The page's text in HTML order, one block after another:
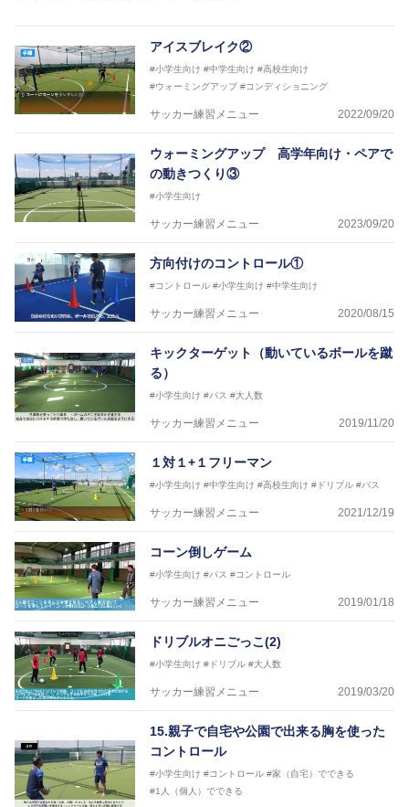
【指導歴】
FリーグU23選抜監督、ミャンマー女子フットサル代
表監督
日本サッカー協会フットサルインストラクター、AFC
（アジアサッカー連盟）フットサルインストラクター
JFA公認A級コーチジェネラルライセンス・JFA公認フ
ットサルB級コーチライセンス
横山 哲久
【指導歴】
ASV ペスカドーラ町田 監督、FC VIGORE 監督
日本サッカー協会公認B級ライセンス・日本サッカー
協会公認フットサルB級ライセンス
※全コーチボンフィンサッカースクール所属
アイスブレイク②
#小学生向け #中学生向け #高校生向け
#ウォーミングアップ #コンディショニング
サッカー練習メニュー 2022/09/20
ウォーミングアップ 高学年向け・ペアで
の動きつくり③
#小学生向け
サッカー練習メニュー 2023/09/20
方向付けのコントロール①
#コントロール #小学生向け #中学生向け
サッカー練習メニュー 2020/08/15
キックターゲット（動いているボールを蹴
る）
#小学生向け #パス #大人数
サッカー練習メニュー 2019/11/20
１対１+１フリーマン
#小学生向け #中学生向け #高校生向け #ドリブル #パス
サッカー練習メニュー 2021/12/19
コーン倒しゲーム
#小学生向け #パス #コントロール
サッカー練習メニュー 2019/01/18
ドリブルオニごっこ(2)
#小学生向け #ドリブル #大人数
サッカー練習メニュー 2019/03/20
15.親子で自宅や公園で出来る胸を使った
コントロール
#小学生向け #コントロール #家（自宅）でできる
#1人（個人）でできる